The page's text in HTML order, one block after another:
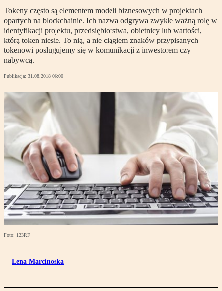
Tokeny często są elementem modeli biznesowych w projektach
opartych na blockchainie. Ich nazwa odgrywa zwykle ważną rolę w
identyfikacji projektu, przedsiębiorstwa, obietnicy lub wartości,
którą token niesie. To nią, a nie ciągiem znaków przypisanych
tokenowi posługujemy się w komunikacji z inwestorem czy
nabywcą.
Publikacja: 31.08.2018 06:00
Foto: 123RF
Lena Marcinoska